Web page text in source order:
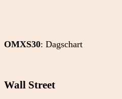
OMXS30: Dagschart
Wall Street